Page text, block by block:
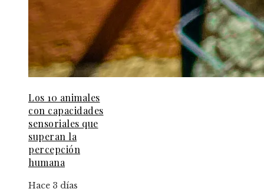
Los 10 animales
con capacidades
sensoriales que
superan la
percepción
humana
Hace 3 días